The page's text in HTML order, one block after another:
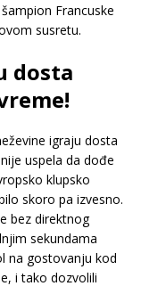
Francuske
susretu.
dosta
igraju dosta
uspela da dođe
klupsko
skoro pa izvesno.
bez direktnog
sekundama
na gostovanju kod
i tako dozvolili